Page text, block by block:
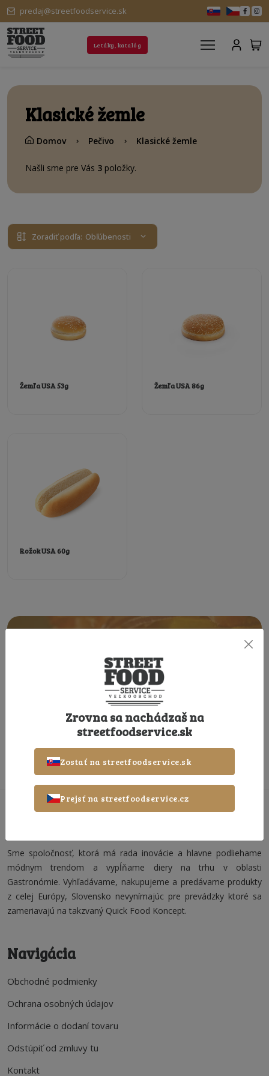
predaj@streetfoodservice.sk
Letáky, katalóg
Klasické žemle
Domov Pečivo Klasické žemle
Našli sme pre Vás 3 položky.
Zoradiť podľa: Obľúbenosti
Žemľa USA 53g Žemľa USA 86g
Rožok USA 60g
Zaregistrujte sa a získate exkluzívne ponuky priamo do
vašej e-mailovej schránky ktoré nenájdete nikde inde!
Odoslať
Sme spoločnosť, ktorá má rada inovácie a hlavne podliehame
módnym trendom a vypĺňame diery na trhu v oblasti
Gastronómie. Vyhľadávame, nakupujeme a predávame produkty
z celej Európy, Slovensko nevynímajúc pre prevádzky ktoré sa
zameriavajú na takzvaný Quick Food Koncept.
Navigácia
Obchodné podmienky
Ochrana osobných údajov
Informácie o dodaní tovaru
Odstúpiť od zmluvy tu
Kontakt
Zrovna sa nachádzaš na
streetfoodservice.sk
Zostať na streetfoodservice.sk
Prejsť na streetfoodservice.cz